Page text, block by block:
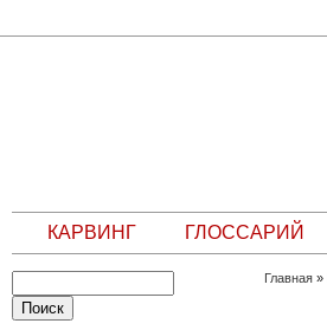
КАРВИНГ ГЛОССАРИЙ
Главная »